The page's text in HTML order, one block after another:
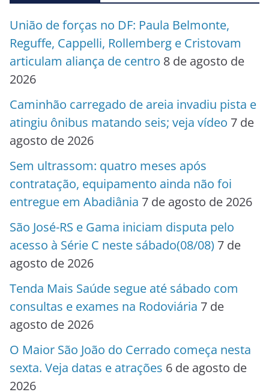
União de forças no DF: Paula Belmonte,
Reguffe, Cappelli, Rollemberg e Cristovam
articulam aliança de centro 8 de agosto de
2026
Caminhão carregado de areia invadiu pista e
atingiu ônibus matando seis; veja vídeo 7 de
agosto de 2026
Sem ultrassom: quatro meses após
contratação, equipamento ainda não foi
entregue em Abadiânia 7 de agosto de 2026
São José-RS e Gama iniciam disputa pelo
acesso à Série C neste sábado(08/08) 7 de
agosto de 2026
Tenda Mais Saúde segue até sábado com
consultas e exames na Rodoviária 7 de
agosto de 2026
O Maior São João do Cerrado começa nesta
sexta. Veja datas e atrações 6 de agosto de
2026